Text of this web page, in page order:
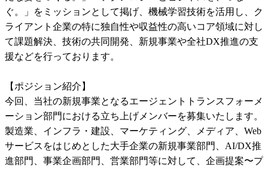
ぐ。」をミッションとして掲げ、機械学習技術を活用し、ク
ライアント企業の特に独自性や収益性の高いコア領域に対し
て課題解決、技術の共同開発、新規事業や全社DX推進の支
援などを行っております。
【ポジション紹介】
今回、当社の新規事業となるエージェントトランスフォーメ
ーション部門における立ち上げメンバーを募集いたします。
製造業、インフラ・建設、マーケティング、メディア、Web
サービスをはじめとした大手企業の新規事業部門、AI/DX推
進部門、事業企画部門、営業部門等に対して、企画提案〜プ